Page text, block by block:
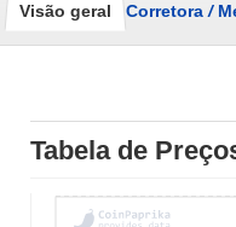
Visão geral Corretora /
Tabela de